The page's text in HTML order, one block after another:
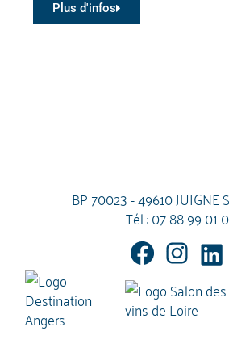
Plus d'infos
BP 70023 - 49610 JUIGNE
Tél :07 88 99 01